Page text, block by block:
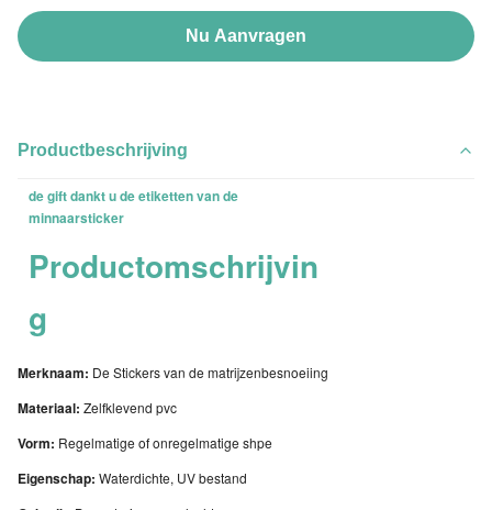
Nu Aanvragen
Productbeschrijving
de gift dankt u de etiketten van de
minnaarsticker
Productomschrijvin
g
Merknaam: De Stickers van de matrijzenbesnoeiing
Materiaal: Zelfklevend pvc
Vorm: Regelmatige of onregelmatige shpe
Eigenschap: Waterdichte, UV bestand